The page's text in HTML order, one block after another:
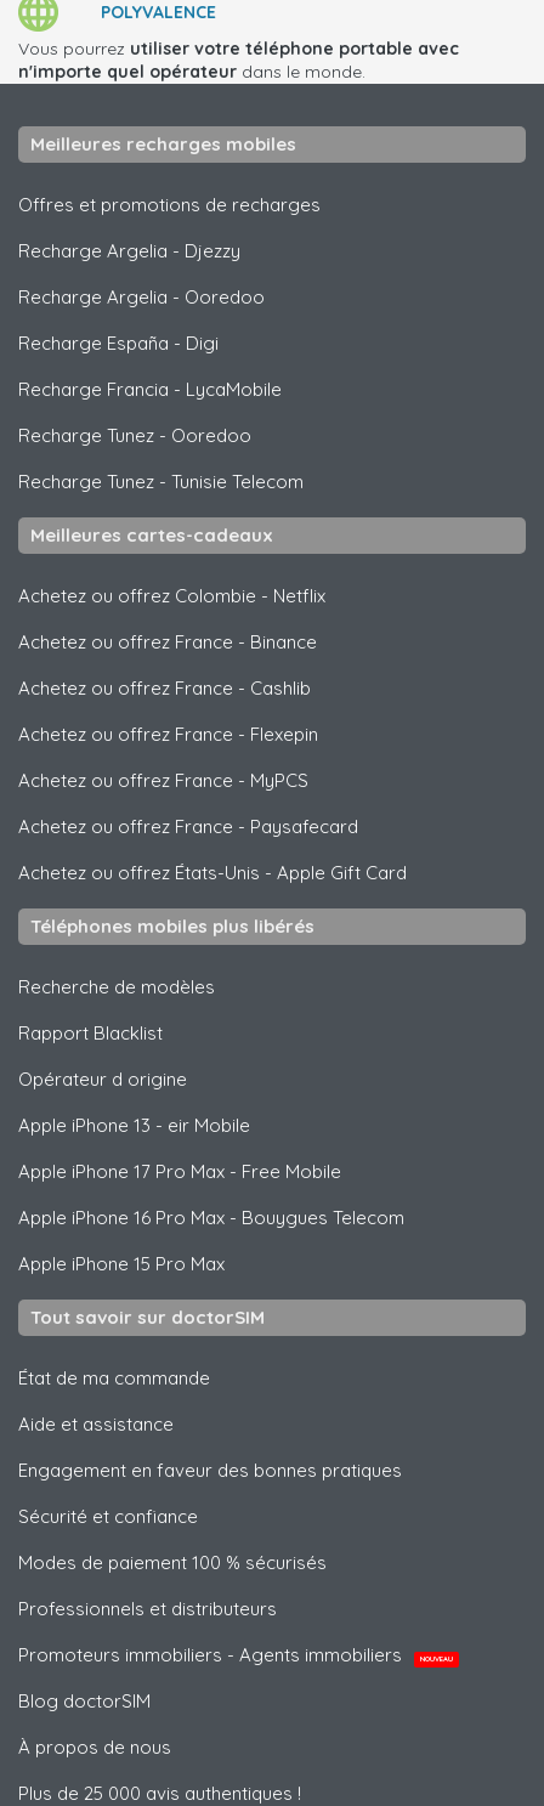
POLYVALENCE
Vous pourrez utiliser votre téléphone portable avec
n'importe quel opérateur dans le monde.
Meilleures recharges mobiles
Offres et promotions de recharges
Recharge Argelia - Djezzy
Recharge Argelia - Ooredoo
Recharge España - Digi
Recharge Francia - LycaMobile
Recharge Tunez - Ooredoo
Recharge Tunez - Tunisie Telecom
Meilleures cartes-cadeaux
Achetez ou offrez Colombie - Netflix
Achetez ou offrez France - Binance
Achetez ou offrez France - Cashlib
Achetez ou offrez France - Flexepin
Achetez ou offrez France - MyPCS
Achetez ou offrez France - Paysafecard
Achetez ou offrez États-Unis - Apple Gift Card
Téléphones mobiles plus libérés
Recherche de modèles
Rapport Blacklist
Opérateur d origine
Apple iPhone 13 - eir Mobile
Apple iPhone 17 Pro Max - Free Mobile
Apple iPhone 16 Pro Max - Bouygues Telecom
Apple iPhone 15 Pro Max
Tout savoir sur doctorSIM
État de ma commande
Aide et assistance
Engagement en faveur des bonnes pratiques
Sécurité et confiance
Modes de paiement 100 % sécurisés
Professionnels et distributeurs
Promoteurs immobiliers - Agents immobiliers
NOUVEAU
Blog doctorSIM
À propos de nous
Plus de 25 000 avis authentiques !